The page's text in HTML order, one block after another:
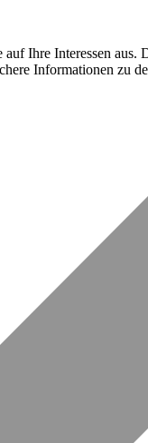
Ihre Interessen aus.
Informationen zu